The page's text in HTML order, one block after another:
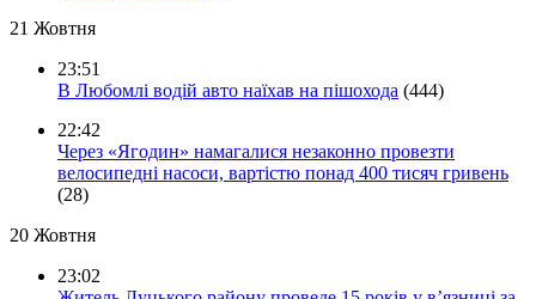
21 Жовтня
23:51
В Любомлі водій авто наїхав на пішохода (444)
22:42
Через «Ягодин» намагалися незаконно провезти
велосипедні насоси, вартістю понад 400 тисяч гривень
(28)
20 Жовтня
23:02